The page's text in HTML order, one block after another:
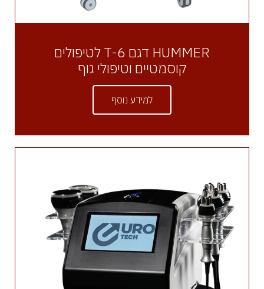
HUMMER דגם T-6 לטיפולים
קוסמטיים וטיפולי גוף
למידע נוסף